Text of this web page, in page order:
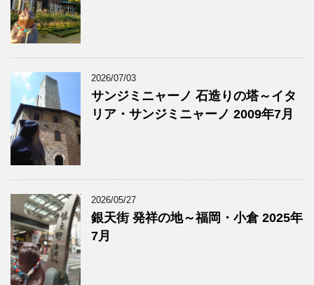
2026/07/03
サンジミニャーノ 石造りの塔～イタ
リア・サンジミニャーノ 2009年7月
2026/05/27
銀天街 発祥の地～福岡・小倉 2025年
7月